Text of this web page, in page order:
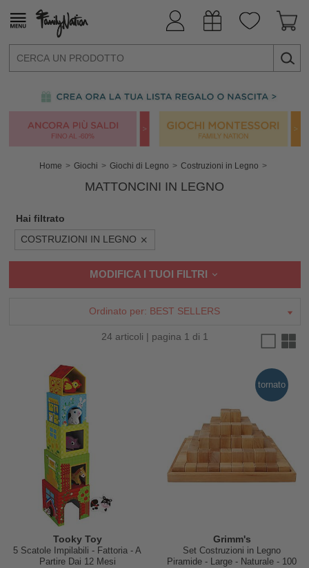
Home Giochi Giochi di Legno Costruzioni in Legno
MATTONCINI IN LEGNO
Hai filtrato
COSTRUZIONI IN LEGNO
MODIFICA I TUOI FILTRI
Ordinato per: BEST SELLERS
24 articoli | pagina 1 di 1
Tooky Toy
5 Scatole Impilabili - Fattoria - A
Partire Dai 12 Mesi
tornato
Grimm's
Set Costruzioni in Legno
Piramide - Large - Naturale - 100